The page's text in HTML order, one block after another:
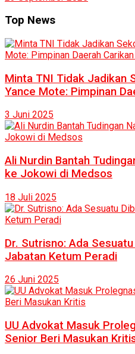
Top News
Minta TNI Tidak Jadikan
Yance Mote: Pimpinan
3 Juni 2025
Ali Nurdin Bantah
ke Jokowi di Medsos
18 Juli 2025
Dr. Sutrisno: Ada
Jabatan Ketum Peradi
26 Juni 2025
UU Advokat Masuk
Senior Beri Masukan